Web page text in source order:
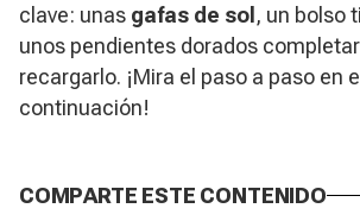
clave: unas gafas de sol, un bolso
unos pendientes dorados
recargarlo. ¡Mira el paso a paso en
continuación!
COMPARTE ESTE CONTENIDO